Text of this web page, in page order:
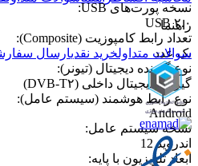
نسخه پورت‌های USB
:
USB ۲.۰
تعداد رابط کامپوزیت (Composite)
:
یک عدد
نوع گیرنده دیجیتال (تیونر):
گیرنده دیجیتال داخلی (DVB-T۲)
نوع رابط هوشمند (سیستم عامل):
Android
نسخه سیستم عامل‌:
اندروید 12
ابعاد تلویزیون با پایه:
راهنما
سوالات متداولخرید نقدیارسال